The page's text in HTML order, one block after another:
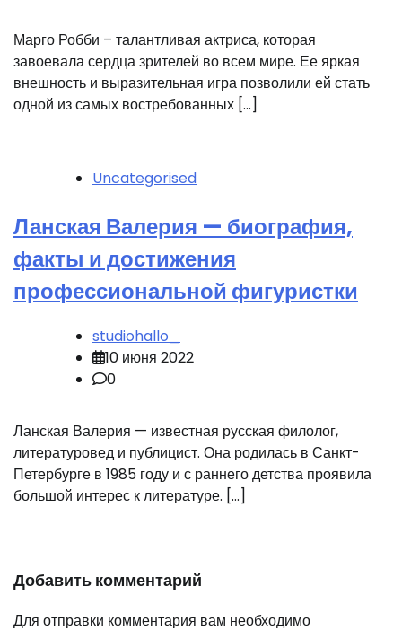
Марго Робби – талантливая актриса, которая
завоевала сердца зрителей во всем мире. Ее яркая
внешность и выразительная игра позволили ей стать
одной из самых востребованных […]
Uncategorised
Ланская Валерия — биография,
факты и достижения
профессиональной фигуристки
studiohallo_
10 июня 2022
0
Ланская Валерия — известная русская филолог,
литературовед и публицист. Она родилась в Санкт-
Петербурге в 1985 году и с раннего детства проявила
большой интерес к литературе. […]
Добавить комментарий
Для отправки комментария вам необходимо